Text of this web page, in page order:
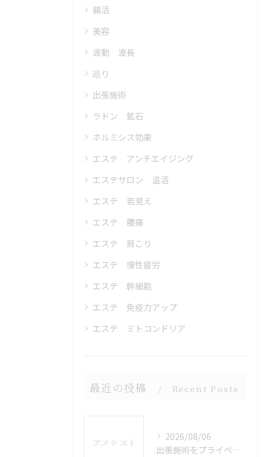
腸活
美容
波動 波長
巡り
出張施術
ラドン 鉱石
ホルミシス効果
エステ アンチエイジング
エステサロン 温活
エステ 若見え
エステ 腰痛
エステ 肩こり
エステ 慢性疲労
エステ 幹細胞
エステ 免疫力アップ
エステ ミトコンドリア
最近の投稿 Recent Posts
2026/08/06
出張施術をプライベート空間で受けるメリットと利用範囲を徹底解説